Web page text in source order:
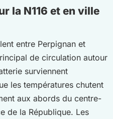
la N116 et en ville
entre Perpignan et
de circulation autour
surviennent
les températures chutent
aux abords du centre-
de la République. Les